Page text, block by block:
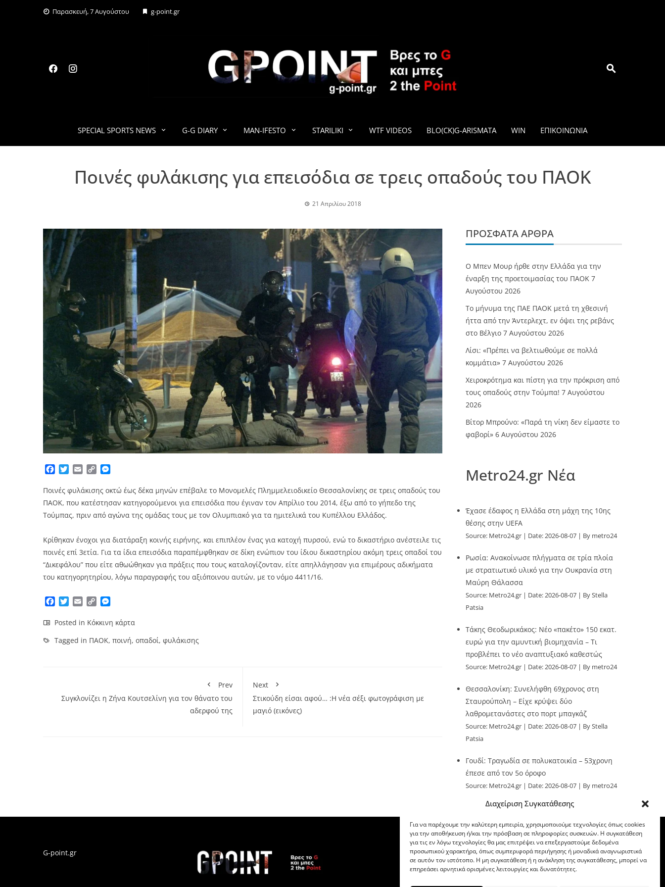
Διαχείριση Συγκατάθεσης
Για να παρέχουμε την καλύτερη εμπειρία, χρησιμοποιούμε τεχνολογίες όπως cookies
για την αποθήκευση ή/και την πρόσβαση σε πληροφορίες συσκευών. Η συγκατάθεση
για τις εν λόγω τεχνολογίες θα μας επιτρέψει να επεξεργαστούμε δεδομένα
προσωπικού χαρακτήρα, όπως συμπεριφορά περιήγησης ή μοναδικά αναγνωριστικά
σε αυτόν τον ιστότοπο. Η μη συγκατάθεση ή η ανάκληση της συγκατάθεσης, μπορεί να
επηρεάσει αρνητικά ορισμένες λειτουργίες και δυνατότητες.
Παρασκευή, 7 Αυγούστου g-point.gr
G-POINT.GR
SPECIAL SPORTS NEWS G-G DIARY MAN-IFESTO STARILIKI WTF VIDEOS BLO(CK)G-ARISMATA WIN ΕΠΙΚΟΙΝΩΝΊΑ
Ποινές φυλάκισης για επεισόδια σε τρεις οπαδούς του ΠΑΟΚ
21 Απριλίου 2018
Facebook
TwitterEmailCopy
Ποινές φυλάκισης οκτώ έως δέκα μηνών επέβαλε το Μονομελές Πλημμελειοδικείο Θεσσαλονίκης σε τρεις οπαδούς του
ΠΑΟΚ, που κατέστησαν κατηγορούμενοι για επεισόδια που έγιναν τον Απρίλιο του 2014, έξω από το γήπεδο της
Τούμπας, πριν από αγώνα της ομάδας τους με τον Ολυμπιακό για τα ημιτελικά του Κυπέλλου Ελλάδος.
Κρίθηκαν ένοχοι για διατάραξη κοινής ειρήνης, και επιπλέον ένας για κατοχή πυρσού, ενώ το δικαστήριο ανέστειλε τις
ποινές επί 3ετία. Για τα ίδια επεισόδια παραπέμφθηκαν σε δίκη ενώπιον του ίδιου δικαστηρίου ακόμη τρεις οπαδοί του
“Δικεφάλου” που είτε αθωώθηκαν για πράξεις που τους καταλογίζονταν, είτε απηλλάγησαν για επιμέρους αδικήματα
του κατηγορητηρίου, λόγω παραγραφής του αξιόποινου αυτών, με το νόμο 4411/16.
Facebook
TwitterEmailCopy
Posted in Κόκκινη κάρτα
Tagged in ΠΑΟΚ, ποινή, οπαδοί, φυλάκισης
Prev
Συγκλονίζει η Ζήνα Κουτσελίνη για τον θάνατο του
αδερφού της
Next
Στικούδη είσαι αφού… :Η νέα σέξι φωτογράφιση με
μαγιό (εικόνες)
ΠΡΌΣΦΑΤΑ ΆΡΘΡΑ
O Mπεν Μουρ ήρθε στην Ελλάδα για την
έναρξη της προετοιμασίας του ΠΑΟΚ 7
Αυγούστου 2026
Το μήνυμα της ΠΑΕ ΠΑΟΚ μετά τη χθεσινή
ήττα από την Άντερλεχτ, εν όψει της ρεβάνς
στο Βέλγιο 7 Αυγούστου 2026
Λίσι: «Πρέπει να βελτιωθούμε σε πολλά
κομμάτια» 7 Αυγούστου 2026
Χειροκρότημα και πίστη για την πρόκριση από
τους οπαδούς στην Τούμπα! 7 Αυγούστου
2026
Βίτορ Μπρούνο: «Παρά τη νίκη δεν είμαστε το
φαβορί» 6 Αυγούστου 2026
Metro24.gr Νέα
Έχασε έδαφος η Ελλάδα στη μάχη της 10ης
θέσης στην UEFA
Source: Metro24.gr Date: 2026-08-07 By metro24
Ρωσία: Ανακοίνωσε πλήγματα σε τρία πλοία
με στρατιωτικό υλικό για την Ουκρανία στη
Μαύρη Θάλασσα
Source: Metro24.gr Date: 2026-08-07
By Stella
Patsia
Τάκης Θεοδωρικάκος: Νέο «πακέτο» 150 εκατ.
ευρώ για την αμυντική βιομηχανία – Τι
προβλέπει το νέο αναπτυξιακό καθεστώς
Source: Metro24.gr Date: 2026-08-07 By metro24
Θεσσαλονίκη: Συνελήφθη 69χρονος στη
Σταυρούπολη – Είχε κρύψει δύο
λαθρομετανάστες στο πορτ μπαγκάζ
Source: Metro24.gr Date: 2026-08-07
By Stella
Patsia
Γουδί: Τραγωδία σε πολυκατοικία – 53χρονη
έπεσε από τον 5ο όροφο
Source: Metro24.gr Date: 2026-08-07 By metro24
G-point.gr